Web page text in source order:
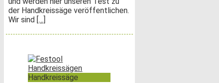
der Handkreissäge veröffentlichen.
Wir sind […]
Handkreissäge